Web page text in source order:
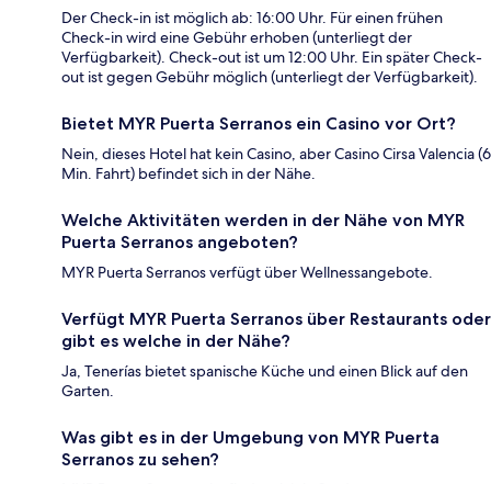
Der Check-in ist möglich ab: 16:00 Uhr. Für einen frühen
Check-in wird eine Gebühr erhoben (unterliegt der
Verfügbarkeit). Check-out ist um 12:00 Uhr. Ein später Check-
out ist gegen Gebühr möglich (unterliegt der Verfügbarkeit).
Bietet MYR Puerta Serranos ein Casino vor Ort?
Nein, dieses Hotel hat kein Casino, aber Casino Cirsa Valencia (6
Min. Fahrt) befindet sich in der Nähe.
Welche Aktivitäten werden in der Nähe von MYR
Puerta Serranos angeboten?
MYR Puerta Serranos verfügt über Wellnessangebote.
Verfügt MYR Puerta Serranos über Restaurants oder
gibt es welche in der Nähe?
Ja, Tenerías bietet spanische Küche und einen Blick auf den
Garten.
Was gibt es in der Umgebung von MYR Puerta
Serranos zu sehen?